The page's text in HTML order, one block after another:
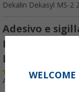
Dekalin Dekasyl MS-2
Adesivo e
Dekalin
bianco
(39)
Articolo n: 233500
WELCOME